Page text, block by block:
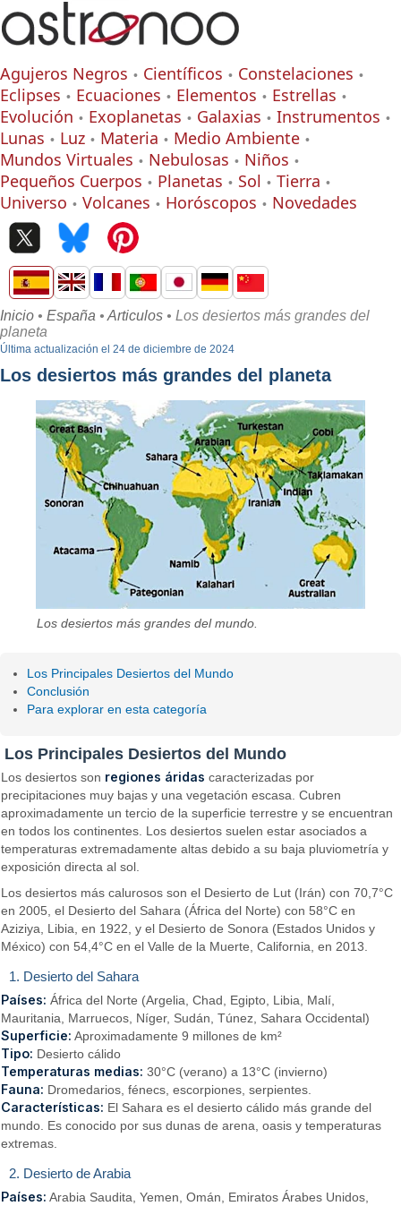
Agujeros Negros Científicos
Constelaciones
Eclipses
Ecuaciones Elementos
Estrellas
Evolución
Exoplanetas Galaxias
Instrumentos
Lunas
Luz Materia
Medio Ambiente
Mundos Virtuales
Nebulosas
Niños
Pequeños Cuerpos
Planetas Sol
Tierra
Universo
Volcanes Horóscopos Novedades
Inicio • España • Articulos • Los desiertos más grandes del
planeta
Última actualización el 24 de diciembre de 2024
Los desiertos más grandes del planeta
Los desiertos más grandes del mundo.
Los Principales Desiertos del Mundo
Conclusión
Para explorar en esta categoría
Los Principales Desiertos del Mundo
Los desiertos son regiones áridas caracterizadas por
precipitaciones muy bajas y una vegetación escasa. Cubren
aproximadamente un tercio de la superficie terrestre y se encuentran
en todos los continentes. Los desiertos suelen estar asociados a
temperaturas extremadamente altas debido a su baja pluviometría y
exposición directa al sol.
Los desiertos más calurosos son el Desierto de Lut (Irán) con 70,7°C
en 2005, el Desierto del Sahara (África del Norte) con 58°C en
Aziziya, Libia, en 1922, y el Desierto de Sonora (Estados Unidos y
México) con 54,4°C en el Valle de la Muerte, California, en 2013.
1. Desierto del Sahara
Países: África del Norte (Argelia, Chad, Egipto, Libia, Malí,
Mauritania, Marruecos, Níger, Sudán, Túnez, Sahara Occidental)
Superficie: Aproximadamente 9 millones de km²
Tipo: Desierto cálido
Temperaturas medias: 30°C (verano) a 13°C (invierno)
Fauna: Dromedarios, fénecs, escorpiones, serpientes.
Características: El Sahara es el desierto cálido más grande del
mundo. Es conocido por sus dunas de arena, oasis y temperaturas
extremas.
2. Desierto de Arabia
Países: Arabia Saudita, Yemen, Omán, Emiratos Árabes Unidos,